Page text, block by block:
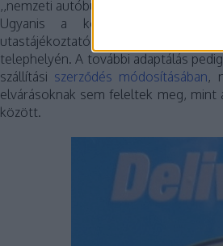
,,nemzeti autóbuszhoz” méltatlanul
Ugyanis a korábbi
utastájékoztató beszerelést sem a
telephelyén. A további adaptálás
szállítási szerződés módosításában,
elvárásoknak sem feleltek meg,
között.